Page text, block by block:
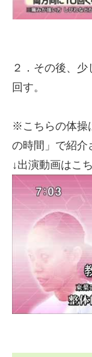
２．その後、
回す。
※こちらの体操
の時間」で紹介
↓出演動画はこ